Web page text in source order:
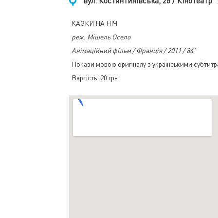
КАЗКИ НА НІЧ
реж. Мішель Осело
Анімаційний фільм / Франція / 2011 / 84’
Покази мовою оригіналу з українськими
Вартість: 20 грн